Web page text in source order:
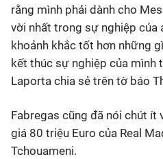
rằng mình phải dành cho
vời nhất trong sự nghiệp của
khoảnh khắc tốt hơn những
kết thúc sự nghiệp của mình
Laporta chia sẻ trên tờ báo
Fabregas cũng đã nói chút ít
giá 80 triệu Euro của Real
Tchouameni.